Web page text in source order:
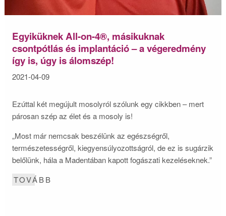
Egyiküknek All-on-4®, másikuknak
csontpótlás és implantáció – a végeredmény
így is, úgy is álomszép!
2021-04-09
Ezúttal két megújult mosolyról szólunk egy cikkben – mert
párosan szép az élet és a mosoly is!
„Most már nemcsak beszélünk az egészségről,
természetességről, kiegyensúlyozottságról, de ez is sugárzik
belőlünk, hála a Madentában kapott fogászati kezeléseknek.”
TOVÁBB